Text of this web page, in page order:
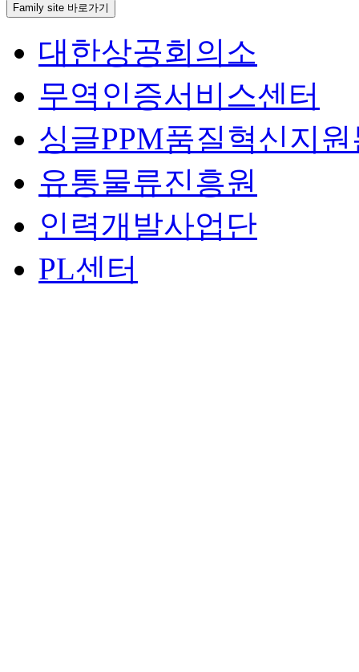
Family site 바로가기
대한상공회의소
무역인증서비스센터
싱글PPM품질혁신지
유통물류진흥원
인력개발사업단
PL센터